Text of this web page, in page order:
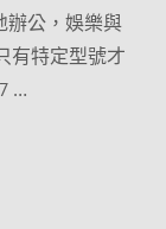
辦公，娛樂與
有特定型號才
…